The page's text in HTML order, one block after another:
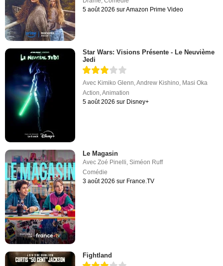
5 août 2026 sur Amazon Prime Video
Star Wars: Visions Présente - Le Neuvième
Jedi
Avec Kimiko Glenn,Andrew Kishino, Masi Oka
Action,Animation
5 août 2026 sur Disney+
Le Magasin
AvecZoé Pinelli,Siméon Ruff
Comédie
3 août 2026 sur France.TV
Fightland